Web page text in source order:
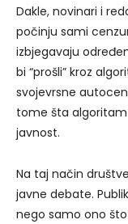
Dakle, novinari i
počinju sami
izbjegavaju
bi “prošli” kroz
svojevrsne
tome šta algoritam
javnost.
Na taj način
javne debate.
nego samo ono